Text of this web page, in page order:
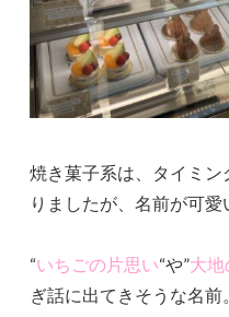
焼き菓子系は、タイミ
りましたが、名前が可愛
“いちごの片思い“や”大地
ぎ話に出てきそうな名前。